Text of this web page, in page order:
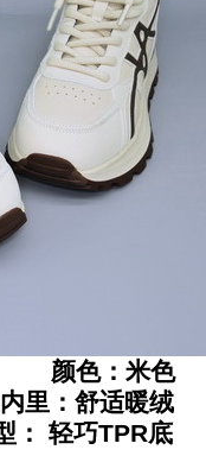
颜色：米色
：舒适暖绒
轻巧TPR底